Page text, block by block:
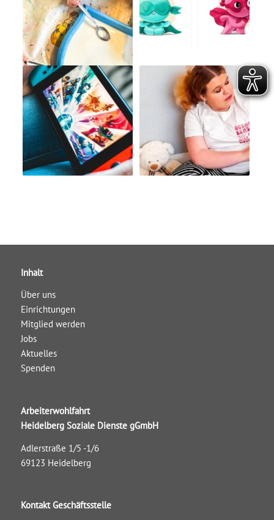
Inhalt
Über uns
Einrichtungen
Mitglied werden
Jobs
Aktuelles
Spenden
Arbeiterwohlfahrt
Heidelberg Soziale Dienste gGmbH
Adlerstraße 1/5 -1/6
69123 Heidelberg
Kontakt Geschäftsstelle